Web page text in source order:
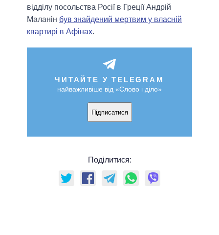
відділу посольства Росії в Греції Андрій
Маланін був знайдений мертвим у власній
квартирі в Афінах.
ЧИТАЙТЕ У TELEGRAM
найважливіше від «Слово і діло»
Підписатися
Поділитися: